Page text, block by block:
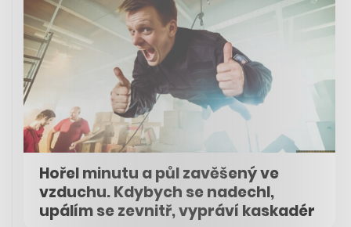
Hořel minutu a půl zavěšený ve
vzduchu. Kdybych se nadechl,
upálím se zevnitř, vypráví kaskadér